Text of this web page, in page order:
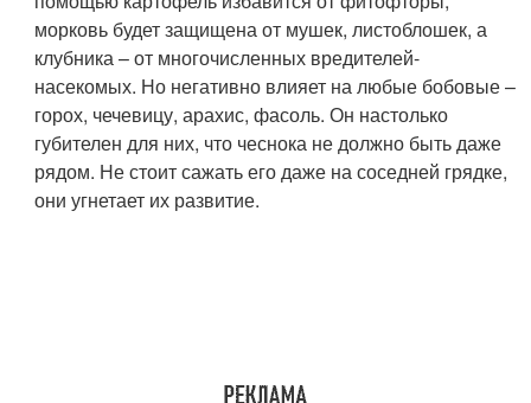
морковь будет защищена от мушек, листоблошек, а
клубника – от многочисленных вредителей-
насекомых. Но негативно влияет на любые бобовые –
горох, чечевицу, арахис, фасоль. Он настолько
губителен для них, что чеснока не должно быть даже
рядом. Не стоит сажать его даже на соседней грядке,
они угнетает их развитие.